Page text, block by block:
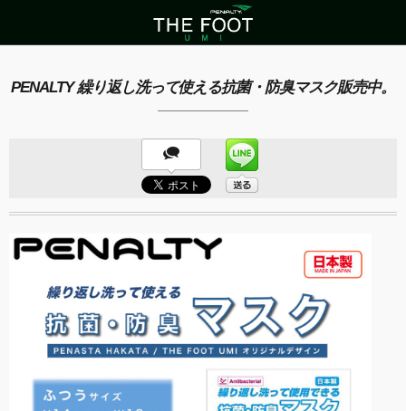
PENALTY 繰り返し洗って使える抗菌・防臭マスク販売中。